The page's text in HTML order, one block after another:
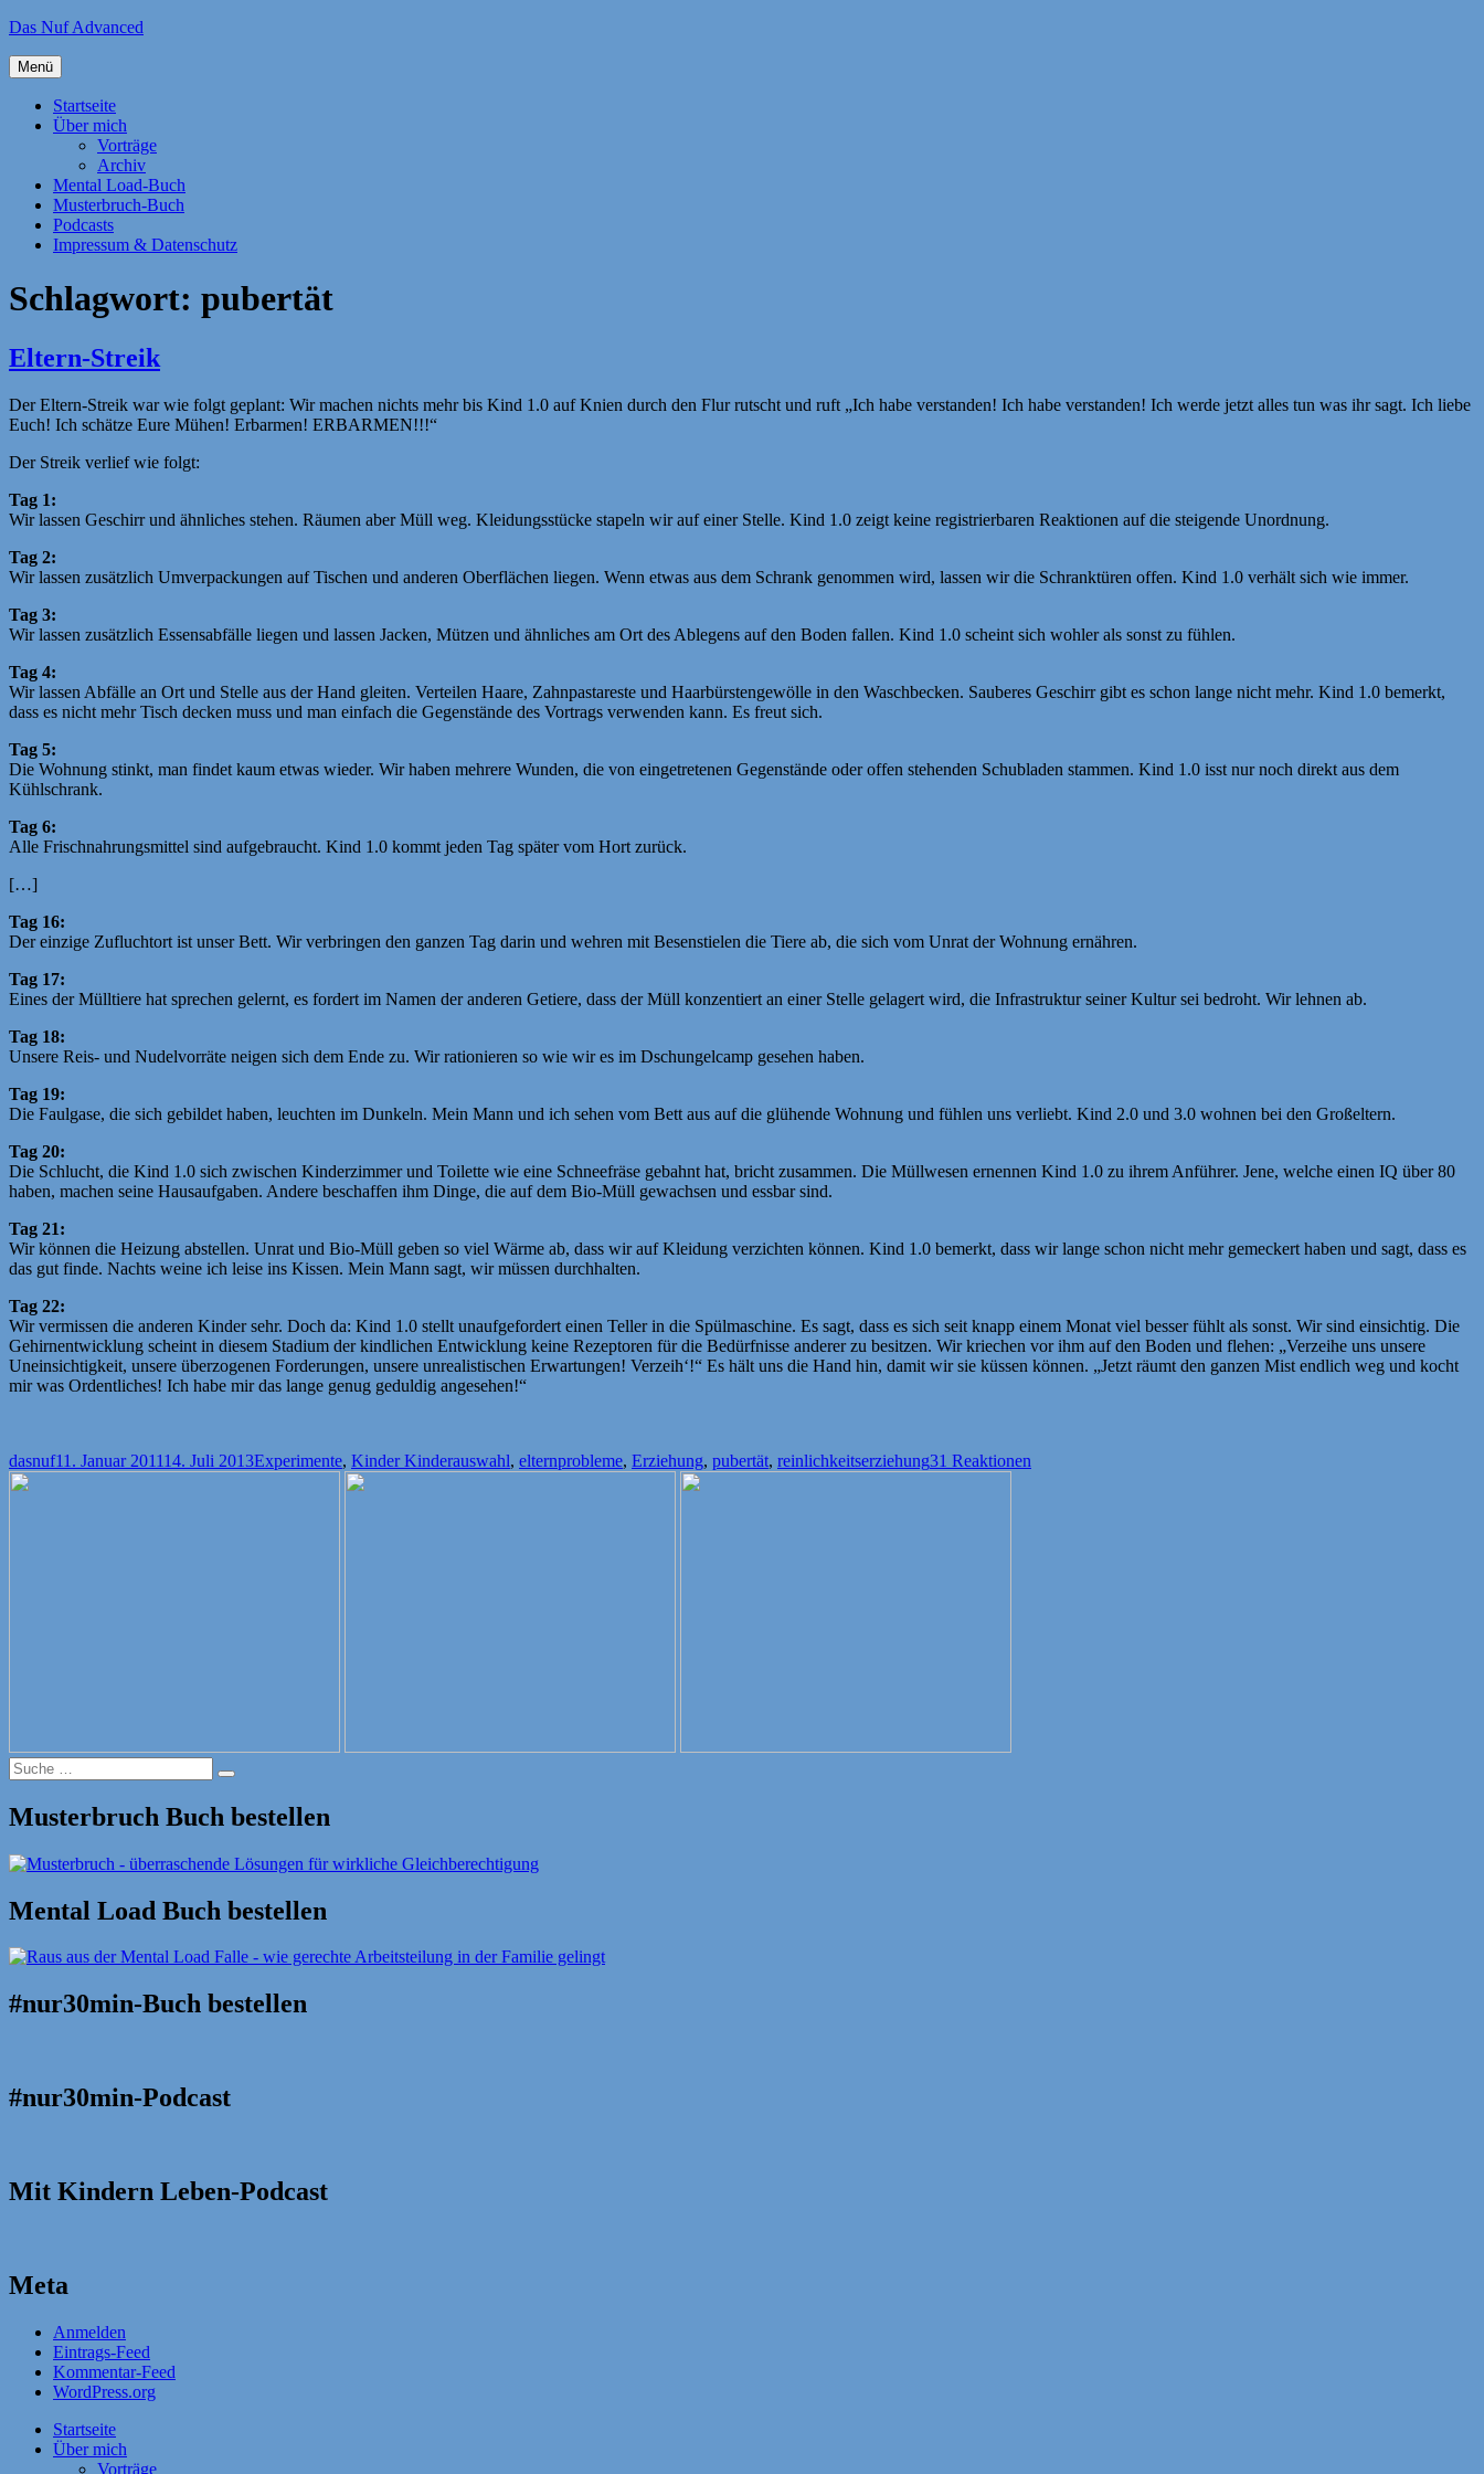
Zum
springen
Das Nuf Advanced
Menü
Startseite
Über mich
Vorträge
Archiv
Mental Load-Buch
Musterbruch-Buch
Podcasts
Impressum & Datenschutz
Schlagwort: pubertät
Eltern-Streik
Der Eltern-Streik war wie folgt geplant: Wir machen nichts mehr bis Kind 1.0 auf Knien durch den Flur rutscht und ruft „Ich habe verstanden! Ich habe verstanden! Ich werde jetzt alles tun was ihr sagt. Ich liebe
Euch! Ich schätze Eure Mühen! Erbarmen! ERBARMEN!!!“
Der Streik verlief wie folgt:
Tag 1:
Wir lassen Geschirr und ähnliches stehen. Räumen aber Müll weg. Kleidungsstücke stapeln wir auf einer Stelle. Kind 1.0 zeigt keine registrierbaren Reaktionen auf die steigende Unordnung.
Tag 2:
Wir lassen zusätzlich Umverpackungen auf Tischen und anderen Oberflächen liegen. Wenn etwas aus dem Schrank genommen wird, lassen wir die Schranktüren offen. Kind 1.0 verhält sich wie immer.
Tag 3:
Wir lassen zusätzlich Essensabfälle liegen und lassen Jacken, Mützen und ähnliches am Ort des Ablegens auf den Boden fallen. Kind 1.0 scheint sich wohler als sonst zu fühlen.
Tag 4:
Wir lassen Abfälle an Ort und Stelle aus der Hand gleiten. Verteilen Haare, Zahnpastareste und Haarbürstengewölle in den Waschbecken. Sauberes Geschirr gibt es schon lange nicht mehr. Kind 1.0 bemerkt,
dass es nicht mehr Tisch decken muss und man einfach die Gegenstände des Vortrags verwenden kann. Es freut sich.
Tag 5:
Die Wohnung stinkt, man findet kaum etwas wieder. Wir haben mehrere Wunden, die von eingetretenen Gegenstände oder offen stehenden Schubladen stammen. Kind 1.0 isst nur noch direkt aus dem
Kühlschrank.
Tag 6:
Alle Frischnahrungsmittel sind aufgebraucht. Kind 1.0 kommt jeden Tag später vom Hort zurück.
[…]
Tag 16:
Der einzige Zufluchtort ist unser Bett. Wir verbringen den ganzen Tag darin und wehren mit Besenstielen die Tiere ab, die sich vom Unrat der Wohnung ernähren.
Tag 17:
Eines der Mülltiere hat sprechen gelernt, es fordert im Namen der anderen Getiere, dass der Müll konzentiert an einer Stelle gelagert wird, die Infrastruktur seiner Kultur sei bedroht. Wir lehnen ab.
Tag 18:
Unsere Reis- und Nudelvorräte neigen sich dem Ende zu. Wir rationieren so wie wir es im Dschungelcamp gesehen haben.
Tag 19:
Die Faulgase, die sich gebildet haben, leuchten im Dunkeln. Mein Mann und ich sehen vom Bett aus auf die glühende Wohnung und fühlen uns verliebt. Kind 2.0 und 3.0 wohnen bei den Großeltern.
Tag 20:
Die Schlucht, die Kind 1.0 sich zwischen Kinderzimmer und Toilette wie eine Schneefräse gebahnt hat, bricht zusammen. Die Müllwesen ernennen Kind 1.0 zu ihrem Anführer. Jene, welche einen IQ über 80
haben, machen seine Hausaufgaben. Andere beschaffen ihm Dinge, die auf dem Bio-Müll gewachsen und essbar sind.
Tag 21:
Wir können die Heizung abstellen. Unrat und Bio-Müll geben so viel Wärme ab, dass wir auf Kleidung verzichten können. Kind 1.0 bemerkt, dass wir lange schon nicht mehr gemeckert haben und sagt, dass es
das gut finde. Nachts weine ich leise ins Kissen. Mein Mann sagt, wir müssen durchhalten.
Tag 22:
Wir vermissen die anderen Kinder sehr. Doch da: Kind 1.0 stellt unaufgefordert einen Teller in die Spülmaschine. Es sagt, dass es sich seit knapp einem Monat viel besser fühlt als sonst. Wir sind einsichtig. Die
Gehirnentwicklung scheint in diesem Stadium der kindlichen Entwicklung keine Rezeptoren für die Bedürfnisse anderer zu besitzen. Wir kriechen vor ihm auf den Boden und flehen: „Verzeihe uns unsere
Uneinsichtigkeit, unsere überzogenen Forderungen, unsere unrealistischen Erwartungen! Verzeih‘!“ Es hält uns die Hand hin, damit wir sie küssen können. „Jetzt räumt den ganzen Mist endlich weg und kocht
mir was Ordentliches! Ich habe mir das lange genug geduldig angesehen!“
Autor
dasnufVeröffentlicht
11. Januar 201114. Juli 2013Kategorien
Experimente, Kinder KinderSchlagwörter
auswahl, elternprobleme, Erziehung, pubertät, reinlichkeitserziehung31 Reaktionen
Suche
nach:
Suche
Musterbruch Buch bestellen
Mental Load Buch bestellen
#nur30min-Buch bestellen
#nur30min-Podcast
Mit Kindern Leben-Podcast
Meta
Anmelden
Eintrags-Feed
Kommentar-Feed
WordPress.org
Startseite
Über mich
Vorträge